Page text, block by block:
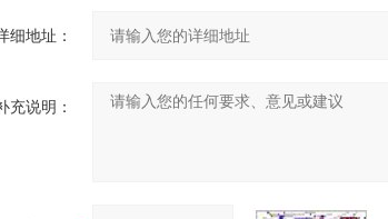
细地址：
充说明：